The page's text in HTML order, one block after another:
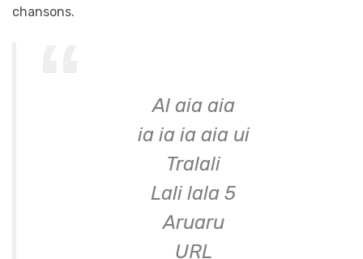
chansons.
Al aia aia
ia ia ia aia ui
Tralali
Lali lala 5
Aruaru
URL